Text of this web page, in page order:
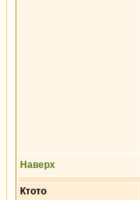
Наверх
Ктото